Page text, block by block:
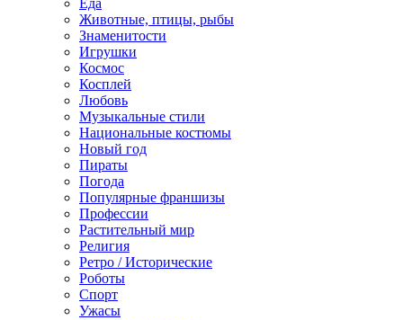
Еда
Животные, птицы, рыбы
Знаменитости
Игрушки
Космос
Косплей
Любовь
Музыкальные стили
Национальные костюмы
Новый год
Пираты
Погода
Популярные франшизы
Профессии
Растительный мир
Религия
Ретро / Исторические
Роботы
Спорт
Ужасы